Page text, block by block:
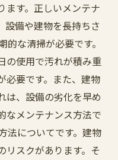
ます。正しいメンテナ
設備や建物を長持ちさ
な清掃が必要です。
の使用で汚れが積み重
必要です。また、建物
は、設備の劣化を早め
なメンテナンス方法で
法についてです。建物
リスクがあります。そ